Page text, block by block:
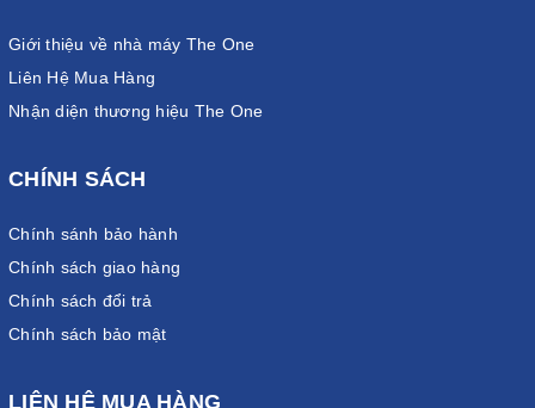
Giới thiệu về nhà máy The One
Liên Hệ Mua Hàng
Nhận diện thương hiệu The One
CHÍNH SÁCH
Chính sánh bảo hành
Chính sách giao hàng
Chính sách đổi trả
Chính sách bảo mật
LIÊN HỆ MUA HÀNG